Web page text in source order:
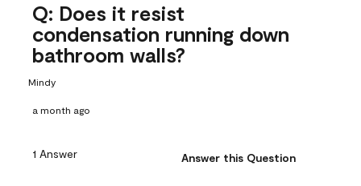
Q: Does it resist
condensation running down
bathroom walls?
Mindy
a month ago
1 Answer Answer this Question